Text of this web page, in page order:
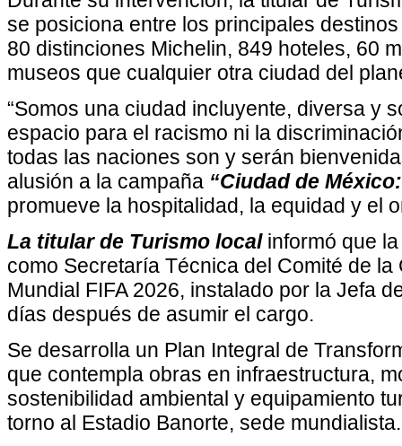
se posiciona entre los principales
80 distinciones Michelin, 849 hoteles, 60
museos que cualquier otra ciudad del
“Somos una ciudad incluyente, diversa y
espacio para el racismo ni la
todas las naciones son y serán
alusión a la campaña “Ciudad de
promueve la hospitalidad, la equidad y el
La titular de Turismo localinformó que
como Secretaría Técnica del Comité de
Mundial FIFA 2026, instalado por la Jefa
días después de asumir el cargo.
Se desarrolla un Plan Integral de
que contempla obras en infraestructura,
sostenibilidad ambiental y equipamiento
torno al Estadio Banorte, sede mundialista.